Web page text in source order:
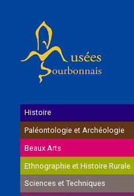
Histoire
Paléontologie et Archéologie
Beaux Arts
Ethnographie et Histoire Rurale
Sciences et Techniques